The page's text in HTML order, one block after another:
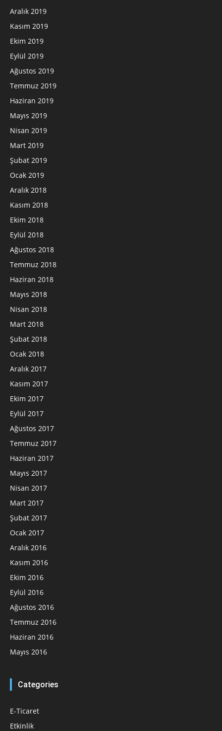
Aralık 2019
Kasım 2019
Ekim 2019
Eylül 2019
Ağustos 2019
Temmuz 2019
Haziran 2019
Mayıs 2019
Nisan 2019
Mart 2019
Şubat 2019
Ocak 2019
Aralık 2018
Kasım 2018
Ekim 2018
Eylül 2018
Ağustos 2018
Temmuz 2018
Haziran 2018
Mayıs 2018
Nisan 2018
Mart 2018
Şubat 2018
Ocak 2018
Aralık 2017
Kasım 2017
Ekim 2017
Eylül 2017
Ağustos 2017
Temmuz 2017
Haziran 2017
Mayıs 2017
Nisan 2017
Mart 2017
Şubat 2017
Ocak 2017
Aralık 2016
Kasım 2016
Ekim 2016
Eylül 2016
Ağustos 2016
Temmuz 2016
Haziran 2016
Mayıs 2016
Categories
E-Ticaret
Etkinlik